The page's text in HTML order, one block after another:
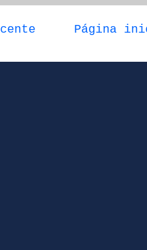
Página